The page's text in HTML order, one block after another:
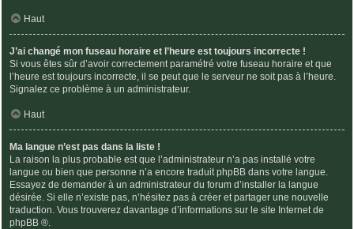
Haut
J’ai changé mon fuseau horaire et l’heure est toujours incorrecte !
Si vous êtes sûr d’avoir correctement paramétré votre fuseau horaire et que
l’heure est toujours incorrecte, il se peut que le serveur ne soit pas à l’heure.
Signalez ce problème à un administrateur.
Haut
Ma langue n’est pas dans la liste !
La raison la plus probable est que l’administrateur n’a pas installé votre
langue ou bien que personne n’a encore traduit phpBB dans votre langue.
Essayez de demander à un administrateur du forum d’installer la langue
désirée. Si elle n’existe pas, n’hésitez pas à créer et partager une nouvelle
traduction. Vous trouverez davantage d’informations sur le site Internet de
phpBB ®.